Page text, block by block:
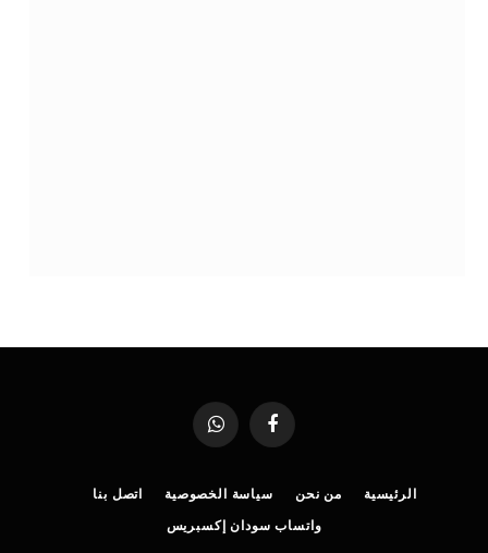
فيسبوك واتساب
الرئيسية من نحن سياسة الخصوصية
اتصل بنا
واتساب سودان إكسبريس